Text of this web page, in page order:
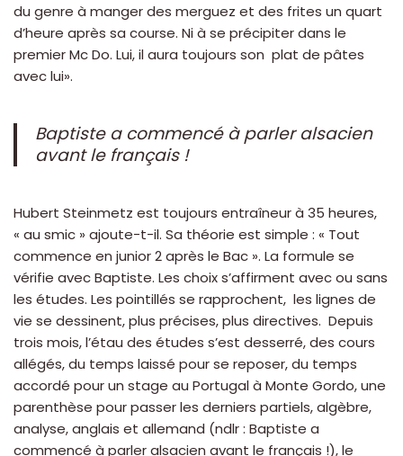
du genre à manger des merguez et des frites un quart
d’heure après sa course. Ni à se précipiter dans le
premier Mc Do. Lui, il aura toujours son plat de pâtes
avec lui».
Baptiste a commencé à parler alsacien
avant le français !
Hubert Steinmetz est toujours entraîneur à 35 heures,
« au smic » ajoute-t-il. Sa théorie est simple : « Tout
commence en junior 2 après le Bac ». La formule se
vérifie avec Baptiste. Les choix s’affirment avec ou sans
les études. Les pointillés se rapprochent, les lignes de
vie se dessinent, plus précises, plus directives. Depuis
trois mois, l’étau des études s’est desserré, des cours
allégés, du temps laissé pour se reposer, du temps
accordé pour un stage au Portugal à Monte Gordo, une
parenthèse pour passer les derniers partiels, algèbre,
analyse, anglais et allemand (ndlr : Baptiste a
commencé à parler alsacien avant le français !), le